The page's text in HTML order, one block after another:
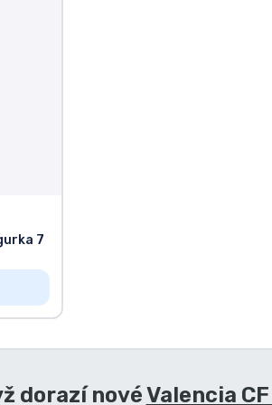
7
dorazí novéValencia